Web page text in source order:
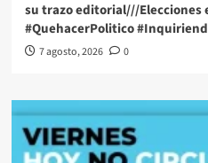
su trazo editorial///Elecciones
#QuehacerPolitico
7 agosto, 2026 0